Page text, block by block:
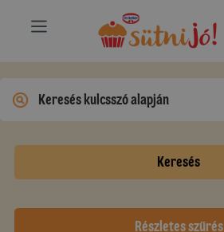
Keresés
Részletes szűrés